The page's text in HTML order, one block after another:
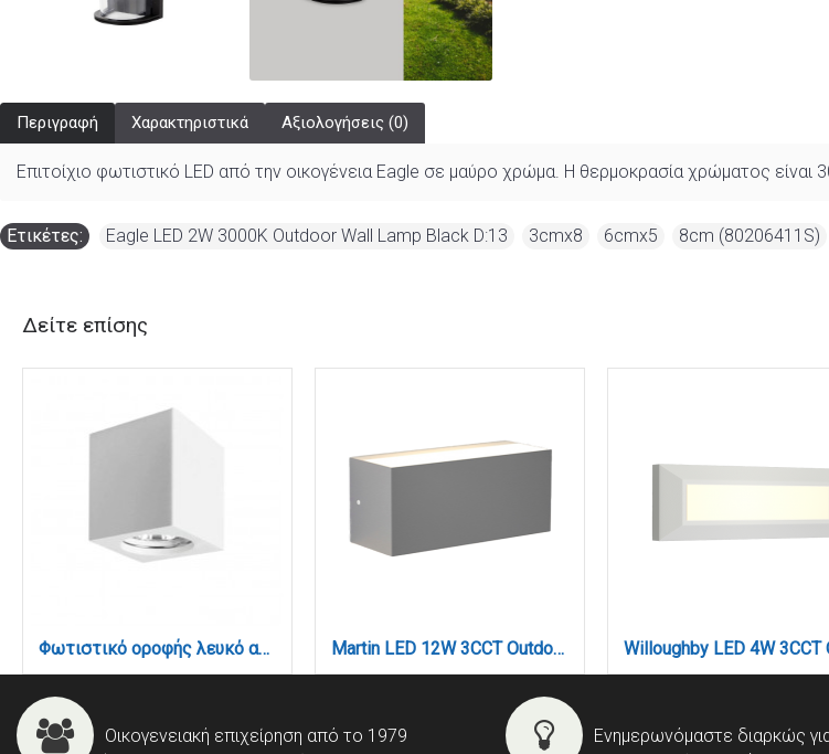
Περιγραφή Χαρακτηριστικά Αξιολογήσεις (0)
Επιτοίχιο φωτιστικό LED από την οικογένεια Eagle σε μαύρο χρώμα. Η θερμοκρασία χρώματος είναι
Ετικέτες: Eagle LED 2W 3000K Outdoor Wall Lamp Black D:13 3cmx8 6cmx5 8cm (80206411S)
Δείτε επίσης
Φωτιστικό οροφής λευκό από γύψο 1XGU10 D:7cm (42165) Martin LED 12W 3CCT Outdoor Up-Down Wall Lamp Grey D:22cmx9cm (80200730)
Οικογενειακή επιχείρηση από το 1979
Ενημερωνόμαστε διαρκώς